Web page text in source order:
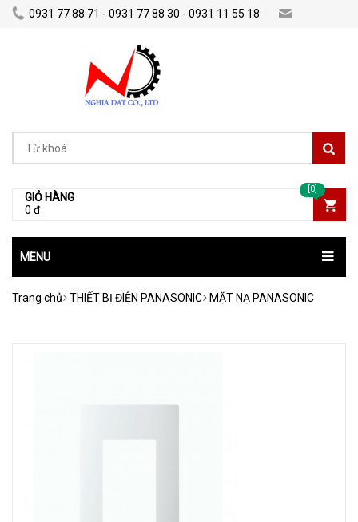
0931 77 88 71 - 0931 77 88 30 - 0931 11 55 18
GIỎ HÀNG
0 đ
[0]
MENU
Trang chủ THIẾT BỊ ĐIỆN PANASONIC MẶT NẠ PANASONIC